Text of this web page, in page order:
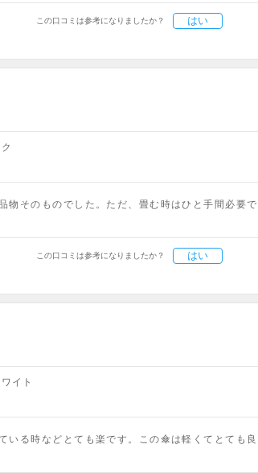
この口コミは参考になりましたか？ はい
物そのものでした。ただ、畳む時はひと手間必要
この口コミは参考になりましたか？ はい
イト
いる時などとても楽です。この傘は軽くてとても